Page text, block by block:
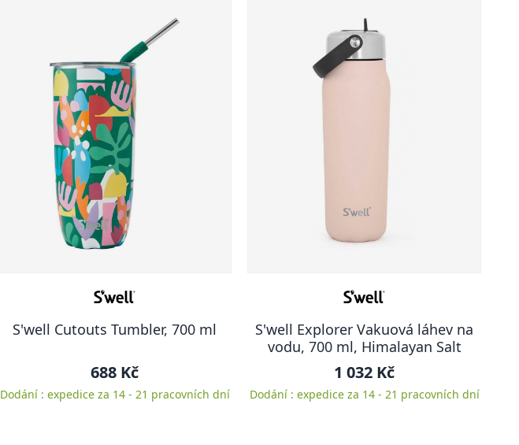
S'well Cutouts Tumbler, 700 ml
688 Kč
Dodání : expedice za 14 - 21 pracovních dní
S'well Explorer Vakuová láhev na
vodu, 700 ml, Himalayan Salt
1 032 Kč
Dodání : expedice za 14 - 21 pracovních dní